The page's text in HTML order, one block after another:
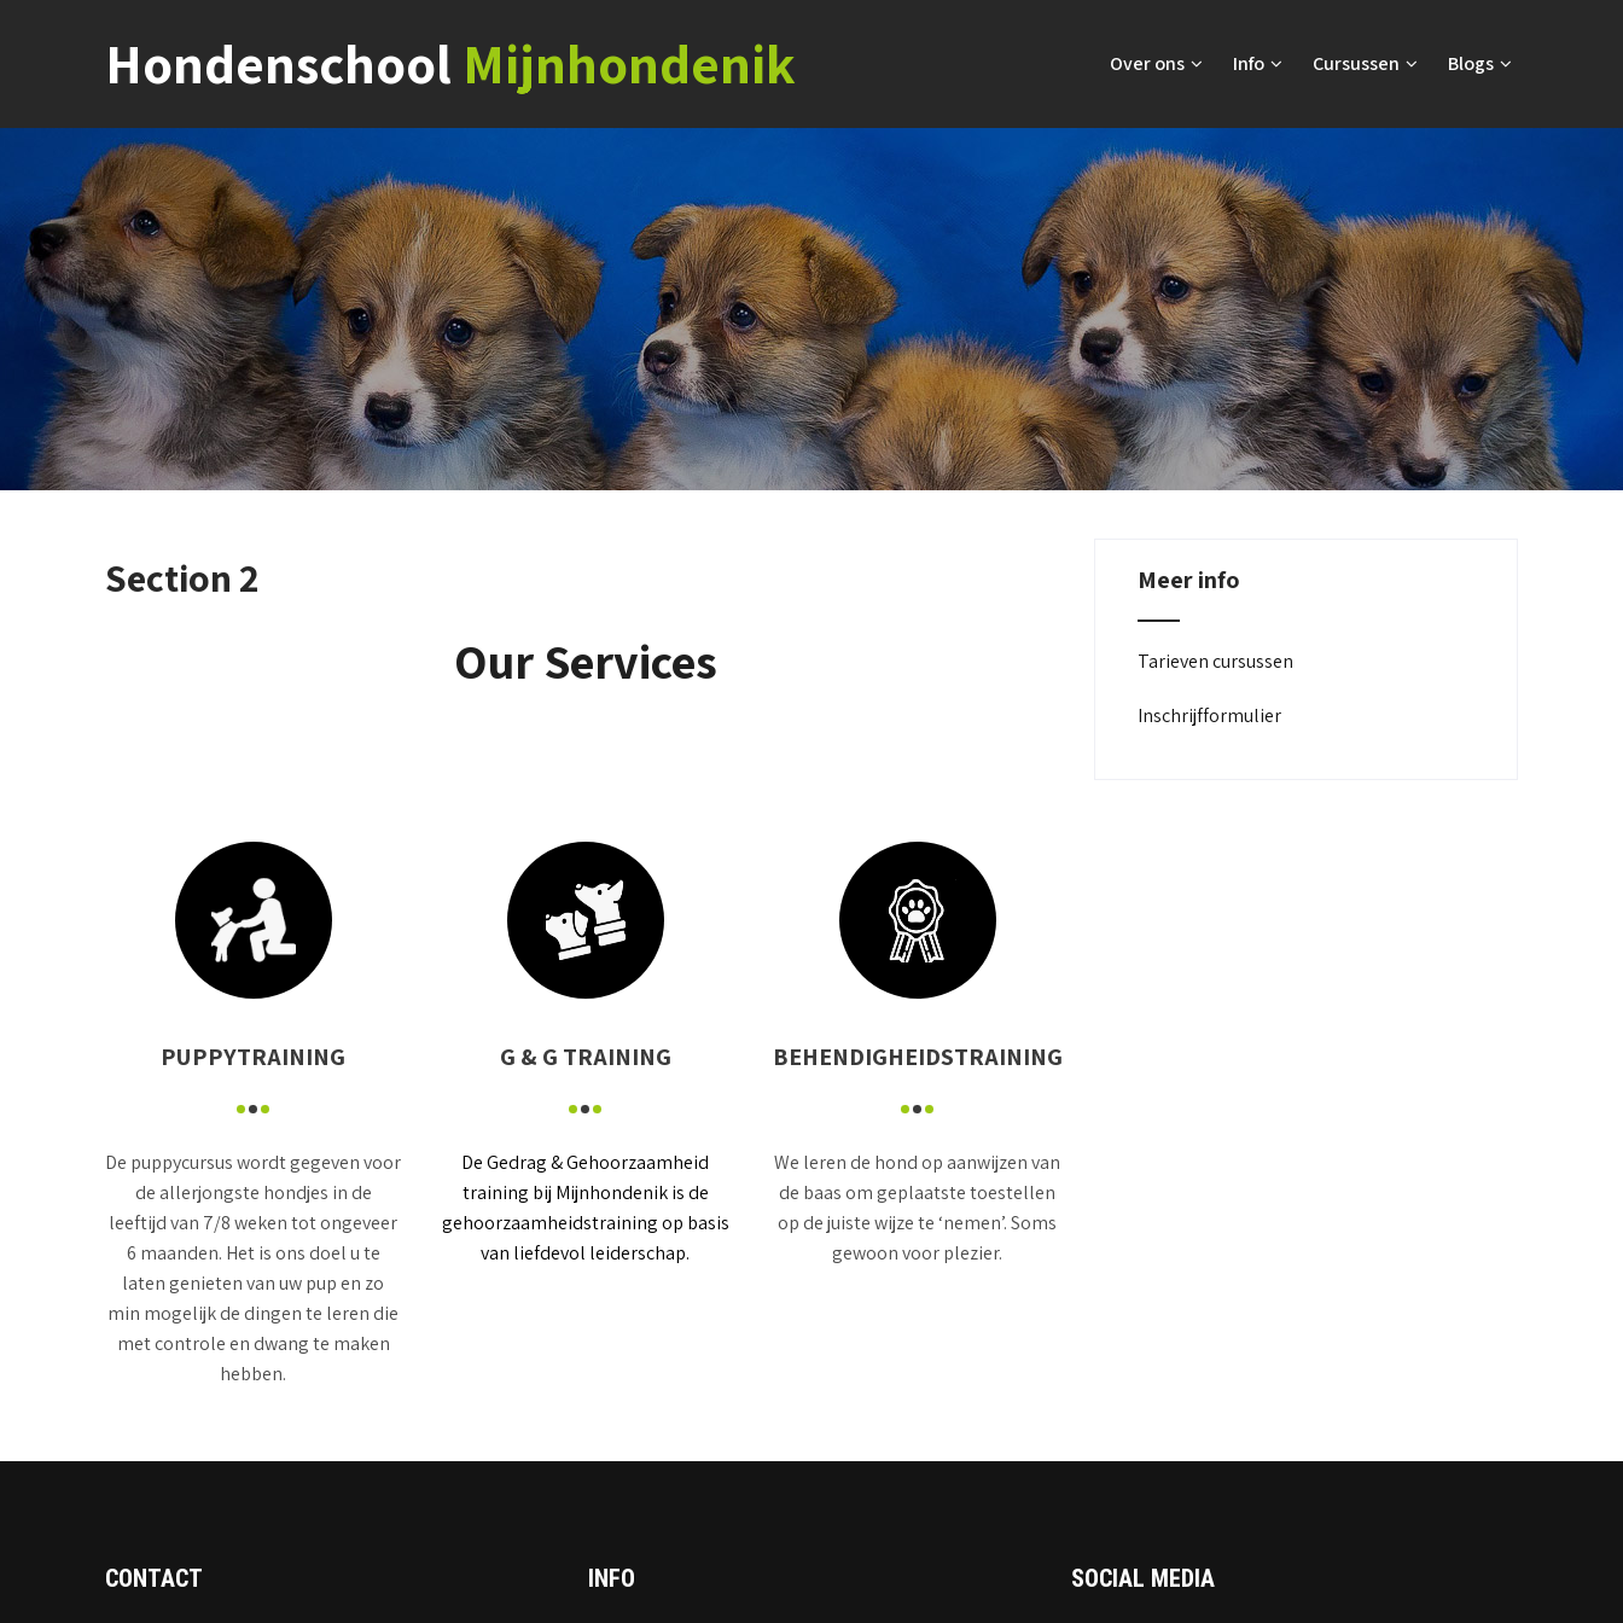
Hondenschool Mijnhondenik Over ons Info Cursussen Blogs
Section 2
Our Services
PUPPYTRAINING
De puppycursus wordt gegeven voor
de allerjongste hondjes in de
leeftijd van 7/8 weken tot ongeveer
6 maanden. Het is ons doel u te
laten genieten van uw pup en zo
min mogelijk de dingen te leren die
met controle en dwang te maken
hebben.
G & G TRAINING
De Gedrag & Gehoorzaamheid
training bij Mijnhondenik is de
gehoorzaamheidstraining op basis
van liefdevol leiderschap.
BEHENDIGHEIDSTRAINING
We leren de hond op aanwijzen van
de baas om geplaatste toestellen
op de juiste wijze te ‘nemen’. Soms
gewoon voor plezier.
Meer info
Tarieven cursussen
Inschrijfformulier
CONTACT INFO SOCIAL MEDIA